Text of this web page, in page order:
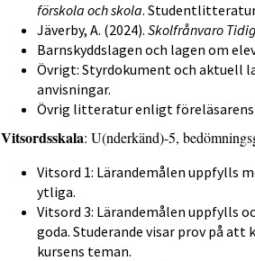
förskola och skola.
Jäverby, A. (2024). Skolfrånvaro
Barnskyddslagen och lagen om
Övrigt: Styrdokument och aktuell
anvisningar.
Övrig litteratur enligt föreläsarens
Vitsordsskala: U(nderkänd)-5,
Vitsord 1: Lärandemålen uppfylls
ytliga.
Vitsord 3: Lärandemålen uppfylls
goda. Studerande visar prov på
kursens teman.